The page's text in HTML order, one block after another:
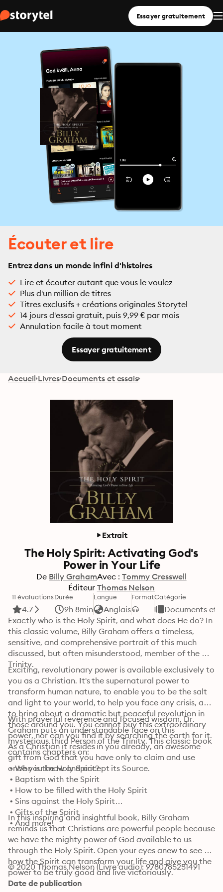
Essayer gratuitement
Écouter et lire
Entrez dans un monde infini d'histoires
Lire et écouter autant que vous le voulez
Plus d'un million de titres
Titres exclusifs + créations originales Storytel
14 jours d'essai gratuit, puis 9,99 € par mois
Annulation facile à tout moment
Essayer gratuitement
Accueil Livres Documents et essais
Extrait
The Holy Spirit: Activating God's
Power in Your Life
De Billy GrahamAvec : Tommy Cresswell
Éditeur Thomas Nelson
11 évaluations
4.7
Durée
9h 8min
Langue
Anglais
FormatCatégorie
Documents et
Exactly who is the Holy Spirit, and what does He do? In
this classic volume, Billy Graham offers a timeless,
sensitive, and comprehensive portrait of this much
discussed, but often misunderstood, member of the
Trinity.
Exciting, revolutionary power is available exclusively to
you as a Christian. It's the supernatural power to
transform human nature, to enable you to be the salt
and light to your world, to help you face any crisis, and
to bring about a dramatic but peaceful revolution in
those around you. You cannot buy this extraordinary
power, nor can you find it by searching the earth for it.
As a Christian it resides in you already, an awesome
gift from God that you have only to claim and use
once you know and accept its Source.
With prayerful reverence and focused wisdom, Dr.
Graham puts an understandable face on this
mysterious third Person of the Trinity. This classic book
contains chapters on:
• Who is the Holy Spirit?
• Baptism with the Spirit
• How to be filled with the Holy Spirit
• Sins against the Holy Spirit
• Gifts of the Spirit
• And more!
In this inspiring and insightful book, Billy Graham
reminds us that Christians are powerful people because
we have the mighty power of God available to us
through the Holy Spirit. Open your eyes anew to see
how the Spirit can transform your life and give you the
power to be truly good and live victoriously.
© 2020 Thomas Nelson (Livre audio): 9780785251491
Date de publication